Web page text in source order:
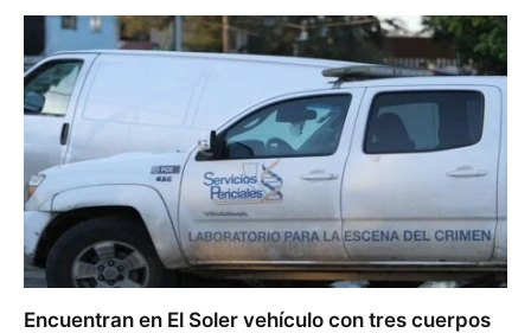
Encuentran en El Soler vehículo con tres cuerpos